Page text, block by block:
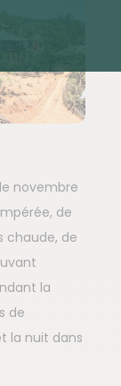
novembre
de
chaude, de
la
de
la nuit dans